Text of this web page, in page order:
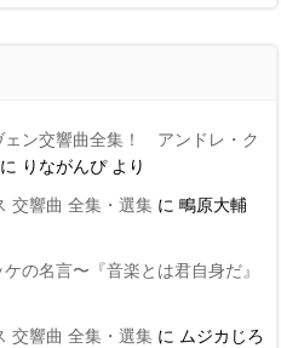
ェン交響曲全集！ アンドレ・ク
に りながんぴより
交響曲 全集・選集 に 鴫原大輔
の名言〜『音楽とは君自身だ』
交響曲 全集・選集 に ムジカじろ